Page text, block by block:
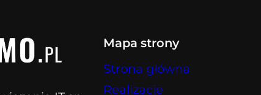
Mapa strony
Strona główna
Realizacje